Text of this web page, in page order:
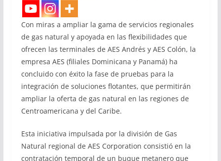
Con miras a ampliar la gama de servicios regionales
de gas natural y apoyada en las flexibilidades que
ofrecen las terminales de AES Andrés y AES Colón, la
empresa AES (filiales Dominicana y Panamá) ha
concluido con éxito la fase de pruebas para la
integración de soluciones flotantes, que permitirán
ampliar la oferta de gas natural en las regiones de
Centroamericana y del Caribe.
Esta iniciativa impulsada por la división de Gas
Natural regional de AES Corporation consistió en la
contratación temporal de un buque metanero que